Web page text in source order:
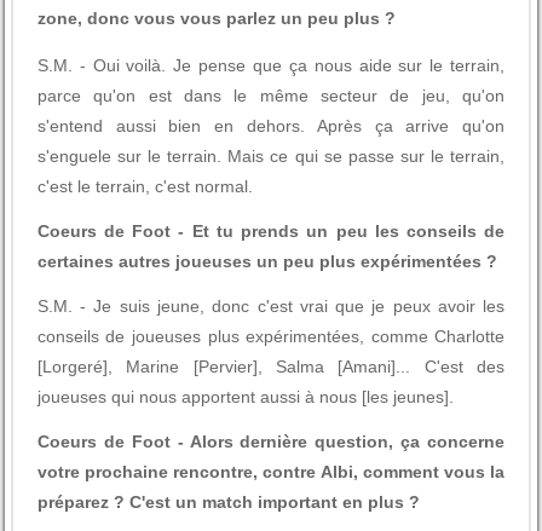
zone, donc vous vous parlez un peu plus ?
S.M. - Oui voilà. Je pense que ça nous aide sur le terrain,
parce qu'on est dans le même secteur de jeu, qu'on
s'entend aussi bien en dehors. Après ça arrive qu'on
s'enguele sur le terrain. Mais ce qui se passe sur le terrain,
c'est le terrain, c'est normal.
Coeurs de Foot - Et tu prends un peu les conseils de
certaines autres joueuses un peu plus expérimentées ?
S.M. - Je suis jeune, donc c'est vrai que je peux avoir les
conseils de joueuses plus expérimentées, comme Charlotte
[Lorgeré], Marine [Pervier], Salma [Amani]... C'est des
joueuses qui nous apportent aussi à nous [les jeunes].
Coeurs de Foot - Alors dernière question, ça concerne
votre prochaine rencontre, contre Albi, comment vous la
préparez ? C'est un match important en plus ?